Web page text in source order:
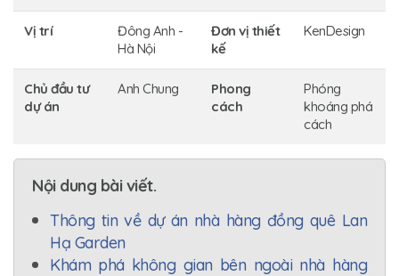
Vị trí
Đông Anh -
Hà Nội
Đơn vị thiết
kế
KenDesign
Chủ đầu tư
dự án
Anh Chung
Phong
cách
Phóng
khoáng phá
cách
Nội dung bài viết.
Thông tin về dự án nhà hàng đồng quê Lan
Hạ Garden
Khám phá không gian bên ngoài nhà hàng